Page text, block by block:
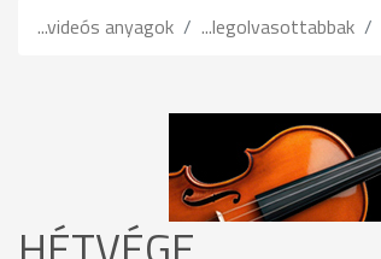
...videós anyagok ...legolvasottabbak